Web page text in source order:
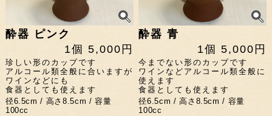
酔器 ピンク
1個 5,000円
珍しい形のカップです
アルコール類全般に合いますが
ワインなどにも
食器としても使えます
径6.5cm / 高さ8.5cm / 容量
100cc
酔器 青
1個 5,000円
今までない形のカップです
ワインなどアルコール類全般に
使えます
食器としても使えます
径6.5cm / 高さ8.5cm / 容量
100cc